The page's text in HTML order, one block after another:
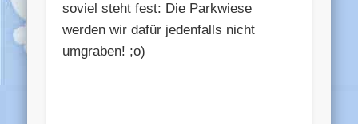
soviel steht fest: Die Parkwiese
werden wir dafür jedenfalls nicht
umgraben! ;o)